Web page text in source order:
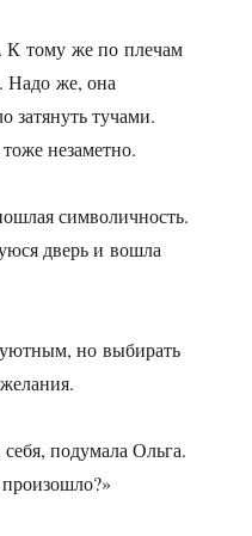
К тому же по плечам
Надо же, она
затянуть тучами.
незаметно.
символичность.
дверь и вошла
но выбирать
подумала Ольга.